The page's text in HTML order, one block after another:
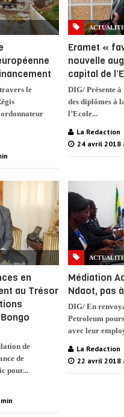
le
Eramet «
nouvelle
capital de
DIG/ Présente
des diplômes à
l’Ecole...
La Redaction
24 avril 2018
en
au Trésor
de
de
pour...
Médiation
Ndaot, pas
DIG/ En
Petroleum
avec leur
La Redaction
22 avril 2018